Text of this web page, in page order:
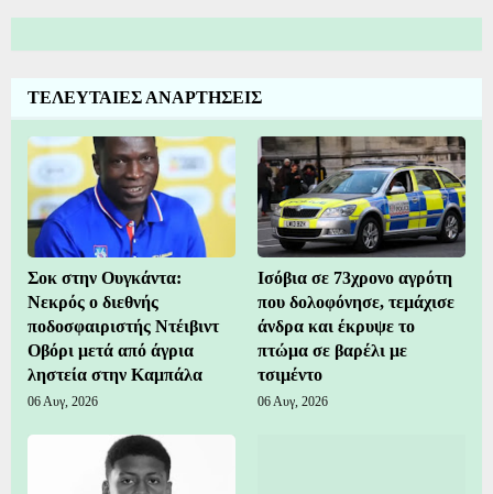
ΤΕΛΕΥΤΑΙΕΣ ΑΝΑΡΤΗΣΕΙΣ
Σοκ στην Ουγκάντα:
Νεκρός ο διεθνής
ποδοσφαιριστής Ντέιβιντ
Οβόρι μετά από άγρια
ληστεία στην Καμπάλα
06 Αυγ, 2026
Ισόβια σε 73χρονο αγρότη
που δολοφόνησε, τεμάχισε
άνδρα και έκρυψε το
πτώμα σε βαρέλι με
τσιμέντο
06 Αυγ, 2026